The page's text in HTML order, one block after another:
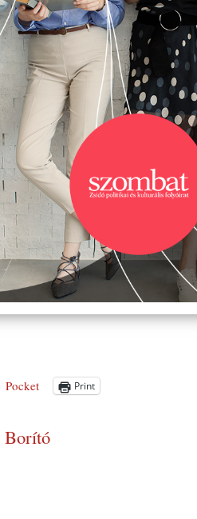
Pocket Print
Borító